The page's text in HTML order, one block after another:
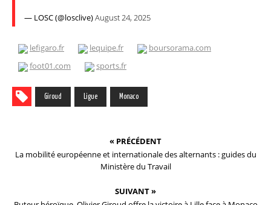
— LOSC (@losclive)August 24, 2025
lefigaro.fr lequipe.fr
boursorama.com
foot01.com
sports.fr
Giroud Ligue Monaco
« PRÉCÉDENT
La mobilité européenne et internationale des alternants : guides du
Ministère du Travail
SUIVANT »